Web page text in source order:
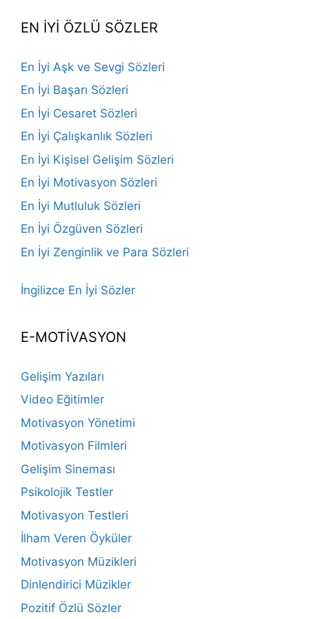
EN İYİ ÖZLÜ SÖZLER
En İyi Aşk ve Sevgi Sözleri
En İyi Başarı Sözleri
En İyi Cesaret Sözleri
En İyi Çalışkanlık Sözleri
En İyi Kişisel Gelişim Sözleri
En İyi Motivasyon Sözleri
En İyi Mutluluk Sözleri
En İyi Özgüven Sözleri
En İyi Zenginlik ve Para Sözleri
İngilizce En İyi Sözler
E-MOTİVASYON
Gelişim Yazıları
Video Eğitimler
Motivasyon Yönetimi
Motivasyon Filmleri
Gelişim Sineması
Psikolojik Testler
Motivasyon Testleri
İlham Veren Öyküler
Motivasyon Müzikleri
Dinlendirici Müzikler
Pozitif Özlü Sözler